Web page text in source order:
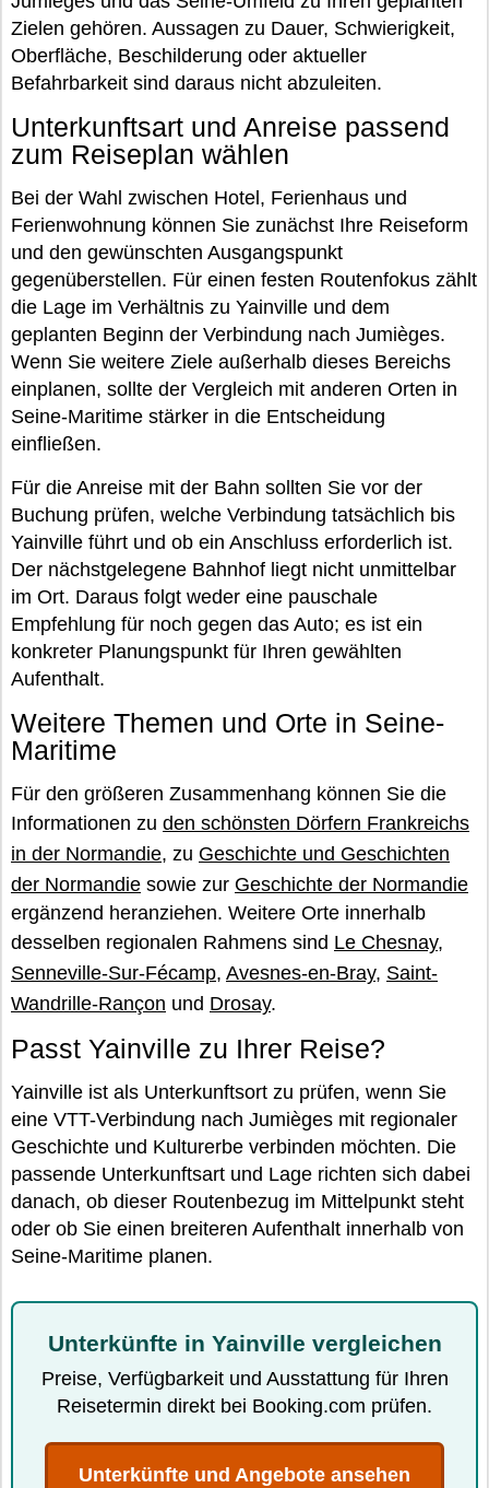
Zielen gehören. Aussagen zu Dauer, Schwierigkeit,
Oberfläche, Beschilderung oder aktueller
Befahrbarkeit sind daraus nicht abzuleiten.
Unterkunftsart und Anreise passend
zum Reiseplan wählen
Bei der Wahl zwischen Hotel, Ferienhaus und
Ferienwohnung können Sie zunächst Ihre Reiseform
und den gewünschten Ausgangspunkt
gegenüberstellen. Für einen festen Routenfokus zählt
die Lage im Verhältnis zu Yainville und dem
geplanten Beginn der Verbindung nach Jumièges.
Wenn Sie weitere Ziele außerhalb dieses Bereichs
einplanen, sollte der Vergleich mit anderen Orten in
Seine-Maritime stärker in die Entscheidung
einfließen.
Für die Anreise mit der Bahn sollten Sie vor der
Buchung prüfen, welche Verbindung tatsächlich bis
Yainville führt und ob ein Anschluss erforderlich ist.
Der nächstgelegene Bahnhof liegt nicht unmittelbar
im Ort. Daraus folgt weder eine pauschale
Empfehlung für noch gegen das Auto; es ist ein
konkreter Planungspunkt für Ihren gewählten
Aufenthalt.
Weitere Themen und Orte in Seine-
Maritime
Für den größeren Zusammenhang können Sie die
Informationen zu den schönsten Dörfern Frankreichs
in der Normandie, zu Geschichte und Geschichten
der Normandie sowie zur Geschichte der Normandie
ergänzend heranziehen. Weitere Orte innerhalb
desselben regionalen Rahmens sind Le Chesnay,
Senneville-Sur-Fécamp, Avesnes-en-Bray, Saint-
Wandrille-Rançon und Drosay.
Passt Yainville zu Ihrer Reise?
Yainville ist als Unterkunftsort zu prüfen, wenn Sie
eine VTT-Verbindung nach Jumièges mit regionaler
Geschichte und Kulturerbe verbinden möchten. Die
passende Unterkunftsart und Lage richten sich dabei
danach, ob dieser Routenbezug im Mittelpunkt steht
oder ob Sie einen breiteren Aufenthalt innerhalb von
Seine-Maritime planen.
Unterkünfte in Yainville vergleichen
Preise, Verfügbarkeit und Ausstattung für Ihren
Reisetermin direkt bei Booking.com prüfen.
Unterkünfte und Angebote ansehen